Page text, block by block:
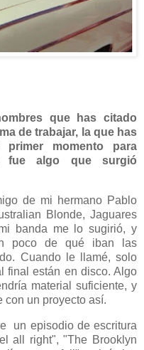
que has citado
de trabajar, la que has
momento para
fue algo que surgió
de mi hermano Pablo
Blonde, Jaguares
banda me lo sugirió, y
poco de qué iban las
Cuando le llamé, solo
final están en disco. Algo
material suficiente, y
con un proyecto así.
un episodio de escritura
all right", "The Brooklyn